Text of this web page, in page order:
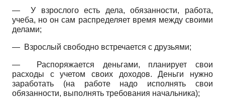
— У взрослого есть дела, обязанности, работа,
учеба, но он сам распределяет время между своими
делами;
— Взрослый свободно встречается с друзьями;
— Распоряжается деньгами, планирует свои
расходы с учетом своих доходов. Деньги нужно
заработать (на работе надо исполнять свои
обязанности, выполнять требования начальника);